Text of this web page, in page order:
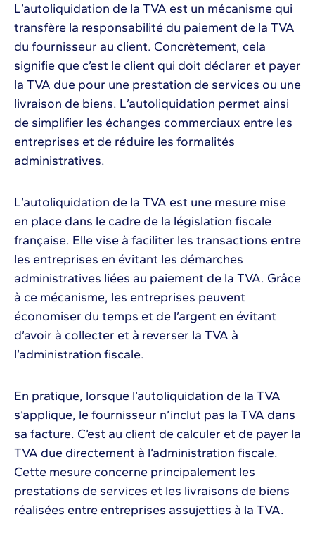
L’autoliquidation de la TVA est un mécanisme qui
transfère la responsabilité du paiement de la TVA
du fournisseur au client. Concrètement, cela
signifie que c’est le client qui doit déclarer et payer
la TVA due pour une prestation de services ou une
livraison de biens. L’autoliquidation permet ainsi
de simplifier les échanges commerciaux entre les
entreprises et de réduire les formalités
administratives.
L’autoliquidation de la TVA est une mesure mise
en place dans le cadre de la législation fiscale
française. Elle vise à faciliter les transactions entre
les entreprises en évitant les démarches
administratives liées au paiement de la TVA. Grâce
à ce mécanisme, les entreprises peuvent
économiser du temps et de l’argent en évitant
d’avoir à collecter et à reverser la TVA à
l’administration fiscale.
En pratique, lorsque l’autoliquidation de la TVA
s’applique, le fournisseur n’inclut pas la TVA dans
sa facture. C’est au client de calculer et de payer la
TVA due directement à l’administration fiscale.
Cette mesure concerne principalement les
prestations de services et les livraisons de biens
réalisées entre entreprises assujetties à la TVA.